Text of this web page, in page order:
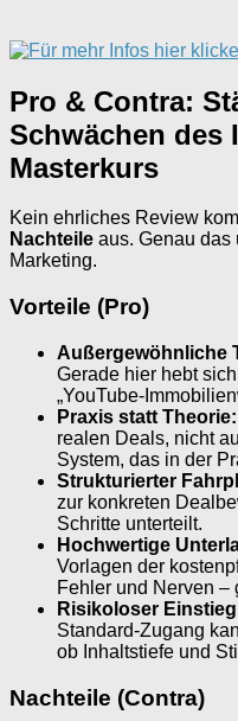
Pro & Contra:
Schwächen des
Masterkurs
Kein ehrliches Review
Nachteile aus. Genau das
Marketing.
Vorteile (Pro)
Außergewöhnliche
Gerade hier hebt
„YouTube-
Praxis statt Theorie:
realen Deals, nicht
System, das in der
Strukturierter
zur konkreten
Schritte unterteilt.
Hochwertige
Vorlagen der
Fehler und Nerven –
Risikoloser
Standard-Zugang
ob Inhaltstiefe und
Nachteile (Contra)